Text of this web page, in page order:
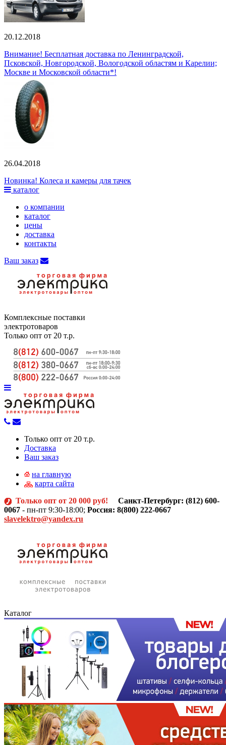
20.12.2018
Внимание! Бесплатная доставка по Ленинградской,
Псковской, Новгородской, Вологодской областям и Карелии;
Москве и Московской области*!
26.04.2018
Новинка! Колеса и камеры для тачек
каталог
о компании
каталог
цены
доставка
контакты
Ваш заказ
Комплексные поставки
электротоваров
Только опт от 20 т.р.
Только опт от 20 т.р.
Доставка
Ваш заказ
на главную
карта сайта
Только опт от 20 000 руб! Санкт-Петербург: (812) 600-
0067 - пн-пт 9:30-18:00; Россия: 8(800) 222-0667
slavelektro@yandex.ru
Каталог